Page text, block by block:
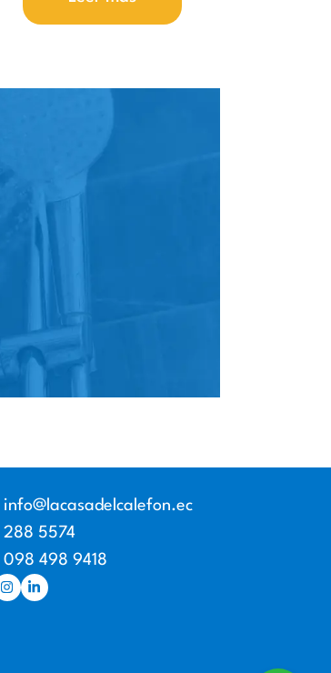
info@lacasadelcalefon.ec
288 5574
098 498 9418